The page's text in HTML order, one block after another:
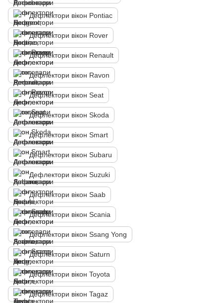
Дефлектори вікон Pontiac
Дефлектори вікон Rover
Дефлектори вікон Renault
Дефлектори вікон Ravon
Дефлектори вікон Seat
Дефлектори вікон Skoda
Дефлектори вікон Smart
Дефлектори вікон Subaru
Дефлектори вікон Suzuki
Дефлектори вікон Saab
Дефлектори вікон Scania
Дефлектори вікон Ssang Yong
Дефлектори вікон Saturn
Дефлектори вікон Toyota
Дефлектори вікон Tagaz